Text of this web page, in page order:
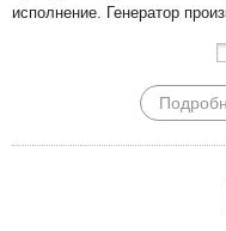
исполнение. Генератор